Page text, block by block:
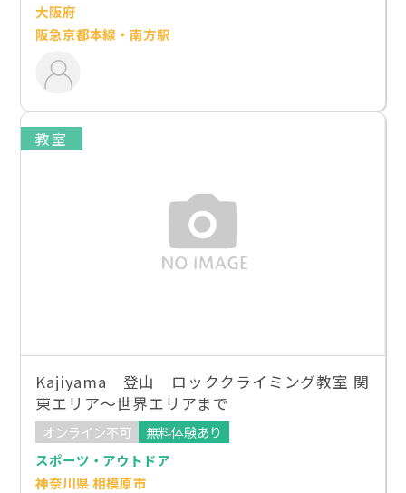
大阪府
阪急京都本線・南方駅
教室
Kajiyama 登山 ロッククライミング教室 関
東エリア～世界エリアまで
オンライン不可
無料体験あり
スポーツ・アウトドア
神奈川県 相模原市